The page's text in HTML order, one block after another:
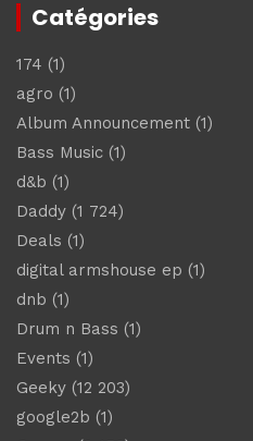
Catégories
174 (1)
agro (1)
Album Announcement (1)
Bass Music (1)
d&b (1)
Daddy (1 724)
Deals (1)
digital armshouse ep (1)
dnb (1)
Drum n Bass (1)
Events (1)
Geeky (12 203)
google2b (1)